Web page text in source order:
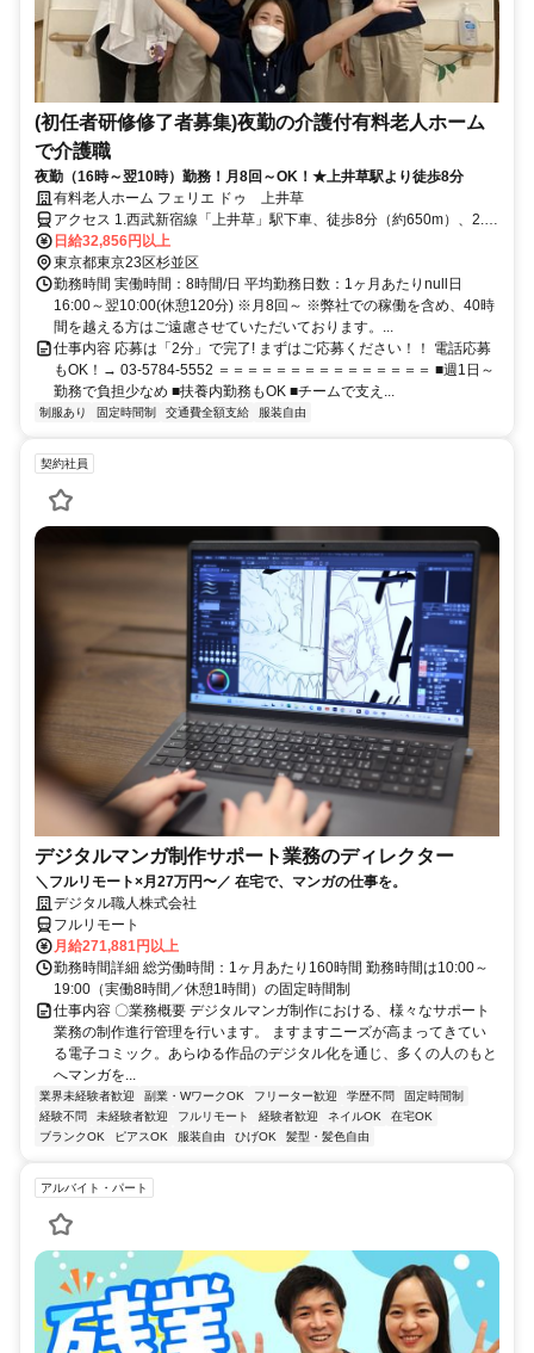
(初任者研修修了者募集)夜勤の介護付有料老人ホーム
で介護職
夜勤（16時～翌10時）勤務！月8回～OK！★上井草駅より徒歩8分
有料老人ホーム フェリエ ドゥ 上井草
アクセス 1.西武新宿線「上井草」駅下車、徒歩8分（約650m）、2.西
武新宿線 「井荻」駅 下車 徒歩12分（約1,000m）
日給32,856円以上
東京都東京23区杉並区
勤務時間 実働時間：8時間/日 平均勤務日数：1ヶ月あたりnull日
16:00～翌10:00(休憩120分) ※月8回～ ※弊社での稼働を含め、40時
間を越える方はご遠慮させていただいております。...
仕事内容 応募は「2分」で完了! まずはご応募ください！！ 電話応募
もOK！→ 03-5784-5552 ＝＝＝＝＝＝＝＝＝＝＝＝＝＝＝ ■週1日～
勤務で負担少なめ ■扶養内勤務もOK ■チームで支え...
制服あり 固定時間制 交通費全額支給 服装自由
契約社員
デジタルマンガ制作サポート業務のディレクター
＼フルリモート×月27万円〜／ 在宅で、マンガの仕事を。
デジタル職人株式会社
フルリモート
月給271,881円以上
勤務時間詳細 総労働時間：1ヶ月あたり160時間 勤務時間は10:00～
19:00（実働8時間／休憩1時間）の固定時間制
仕事内容 〇業務概要 デジタルマンガ制作における、様々なサポート
業務の制作進行管理を行います。 ますますニーズが高まってきてい
る電子コミック。あらゆる作品のデジタル化を通じ、多くの人のもと
へマンガを...
業界未経験者歓迎 副業・WワークOK フリーター歓迎 学歴不問
固定時間制
経験不問
未経験者歓迎 フルリモート 経験者歓迎 ネイルOK
在宅OK
ブランクOK
ピアスOK 服装自由 ひげOK 髪型・髪色自由
アルバイト・パート